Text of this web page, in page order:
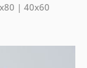
| 40x60